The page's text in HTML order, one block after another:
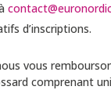
d’inscriptions.
vous
comprenant